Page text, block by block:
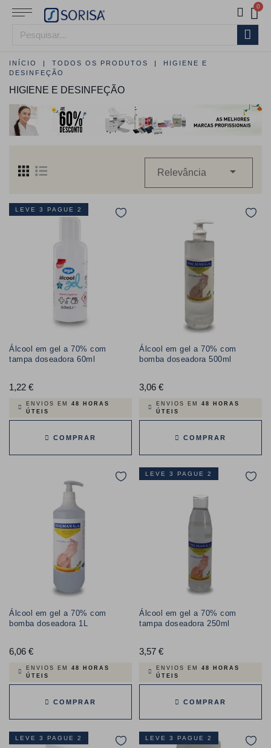
INÍCIO TODOS OS PRODUTOS
HIGIENE E
DESINFEÇÃO
HIGIENE E DESINFEÇÃO
Relevância 
LEVE 3 PAGUE 2
Álcool em gel a 70% com
tampa doseadora 60ml
1,22 €Preço
ENVIOS EM 48 HORAS
ÚTEIS
COMPRAR
Álcool em gel a 70% com
bomba doseadora 500ml
3,06 €Preço
ENVIOS EM 48 HORAS
ÚTEIS
COMPRAR
Álcool em gel a 70% com
bomba doseadora 1L
6,06 €Preço
ENVIOS EM 48 HORAS
ÚTEIS
COMPRAR
LEVE 3 PAGUE 2
Álcool em gel a 70% com
tampa doseadora 250ml
3,57 €Preço
ENVIOS EM 48 HORAS
ÚTEIS
COMPRAR
LEVE 3 PAGUE 2 LEVE 3 PAGUE 2